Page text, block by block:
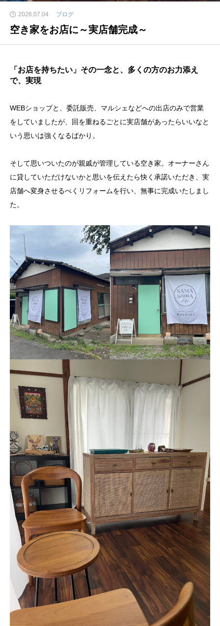
2026.07.04 ブログ
空き家をお店に～実店舗完成～
「お店を持ちたい」その一念と、多くの方のお力添え
で、実現
WEBショップと、委託販売、マルシェなどへの出店のみで営業
をしていましたが、回を重ねるごとに実店舗があったらいいなと
いう思いは強くなるばかり。
そして思いついたのが親戚が管理している空き家。オーナーさん
に貸していただけないかと思いを伝えたら快く承諾いただき、実
店舗へ変身させるべくリフォームを行い、無事に完成いたしまし
た。